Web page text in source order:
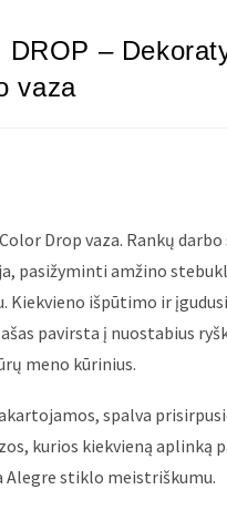
DROP –
vaza
Drop vaza. Rankų
pasižyminti amžino
Kiekvieno išpūtimo ir
pavirsta į nuostabius
meno kūrinius.
spalva
kurios kiekvieną aplinką
Alegre stiklo meistriškumu.